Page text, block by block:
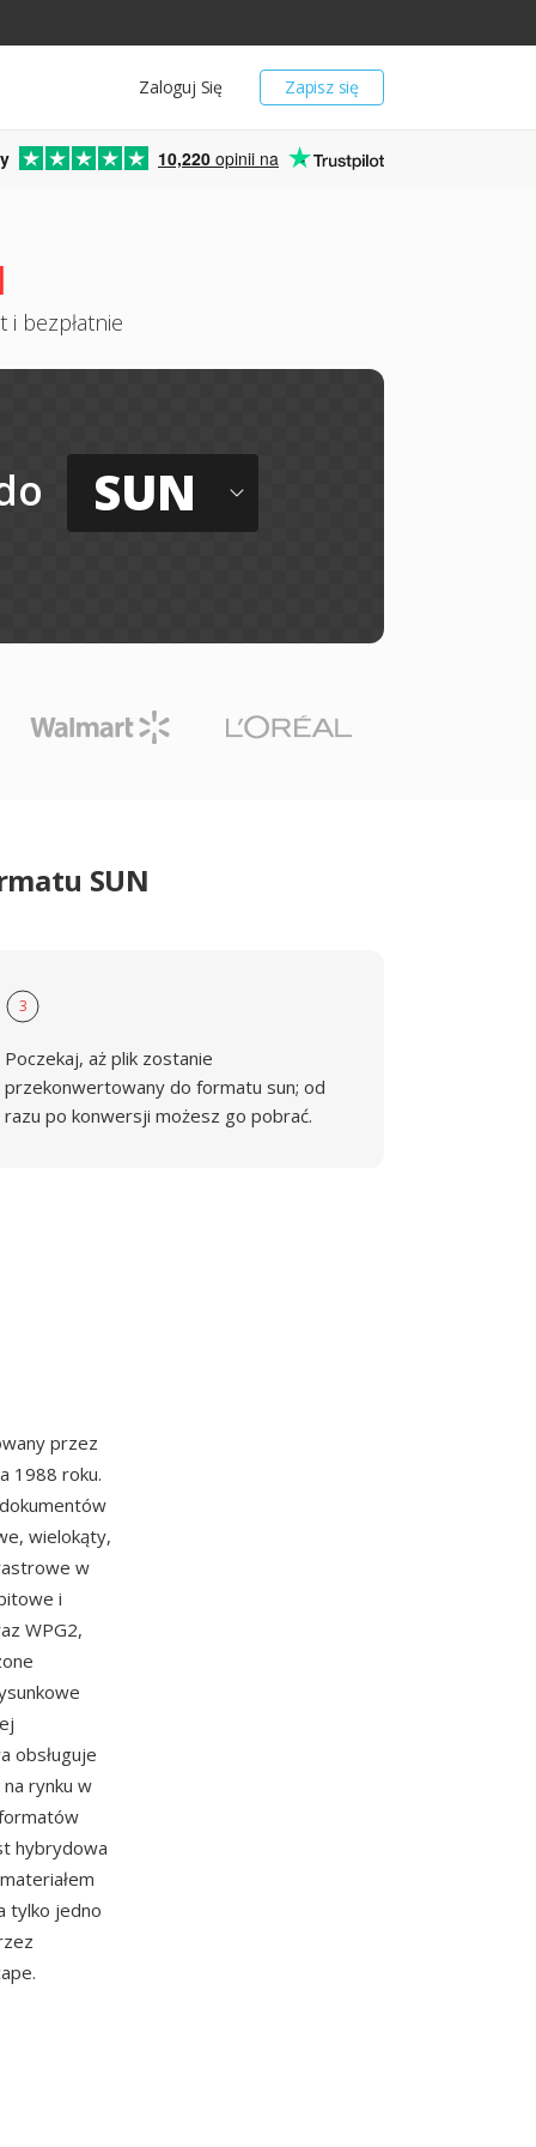
Zapisz się
Zaloguj Się
10,220 opinii na
bezpłatnie
SUN
SUN
3
Poczekaj, aż plik zostanie
przekonwertowany do formatu sun; od
razu po konwersji możesz go pobrać.
przez
1988 roku.
wielokąty,
w
i
WPG2,
obsługuje
rynku w
hybrydowa
tylko jedno